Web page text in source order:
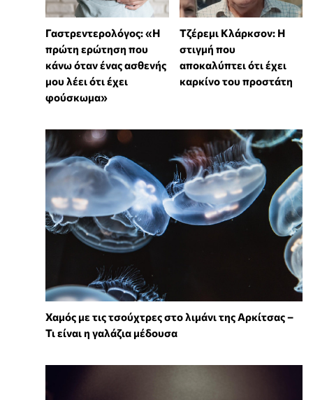
Γαστρεντερολόγος: «Η
πρώτη ερώτηση που
κάνω όταν ένας ασθενής
μου λέει ότι έχει
φούσκωμα»
Τζέρεμι Κλάρκσον: Η
στιγμή που
αποκαλύπτει ότι έχει
καρκίνο του προστάτη
Χαμός με τις τσούχτρες στο λιμάνι της Αρκίτσας –
Τι είναι η γαλάζια μέδουσα